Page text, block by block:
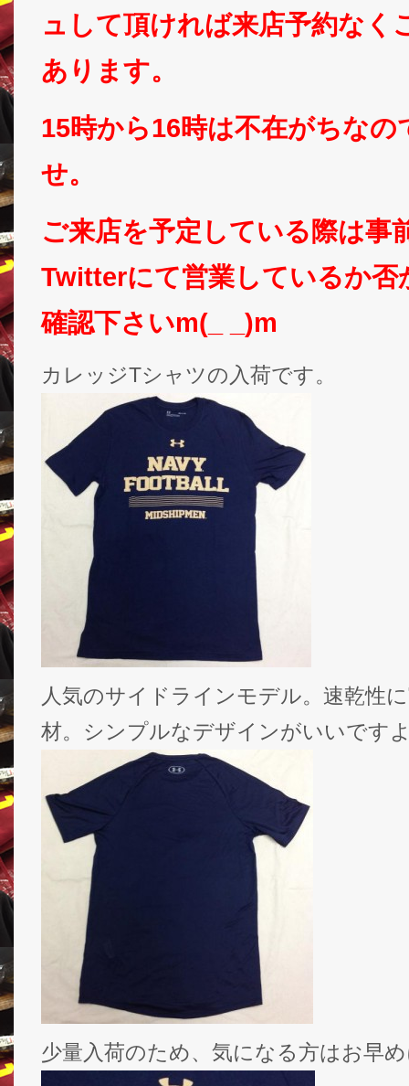
ュして頂ければ来店予約なく
あります。
15時から16時は不在がちなの
せ。
ご来店を予定している際は事
Twitterにて営業しているか否
確認下さいm(_ _)m
カレッジTシャツの入荷です。
人気のサイドラインモデル。速乾性
材。シンプルなデザインがいいです
少量入荷のため、気になる方はお早